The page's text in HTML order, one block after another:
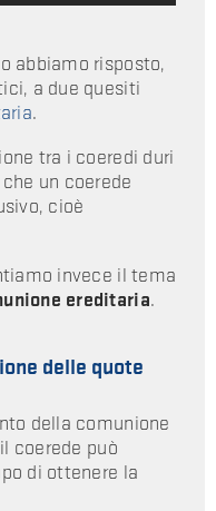
abbiamo risposto,
a due quesiti
.
tra i coeredi duri
un coerede
cioè
invece il tema
ereditaria.
delle quote
della comunione
coerede può
di ottenere la